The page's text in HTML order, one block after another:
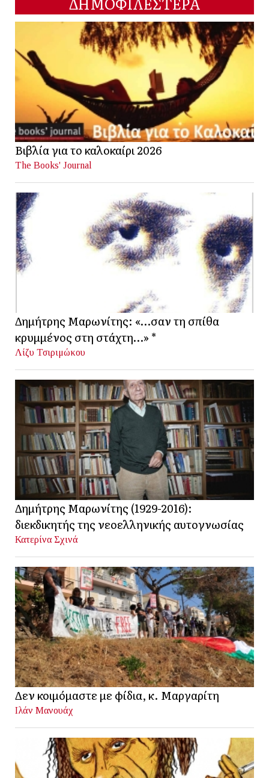
Βιβλία για το καλοκαίρι 2026
The Books' Journal
Δημήτρης Μαρωνίτης: «…σαν τη σπίθα
κρυμμένος στη στάχτη…» *
Λίζυ Τσιριμώκου
Δημήτρης Μαρωνίτης (1929-2016):
διεκδικητής της νεοελληνικής αυτογνωσίας
Κατερίνα Σχινά
Δεν κοιμόμαστε με φίδια, κ. Μαργαρίτη
Ιλάν Μανουάχ